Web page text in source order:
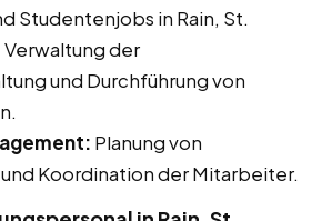
Studentenjobs in Rain, St.
Verwaltung der
und Durchführung von
Planung von
Koordination der Mitarbeiter.